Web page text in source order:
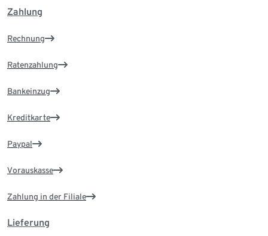
Zahlung
Rechnung
Ratenzahlung
Bankeinzug
Kreditkarte
Paypal
Vorauskasse
Zahlung in der Filiale
Lieferung